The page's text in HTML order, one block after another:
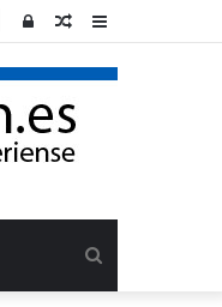
Barra
Publicación
azar
Acceso